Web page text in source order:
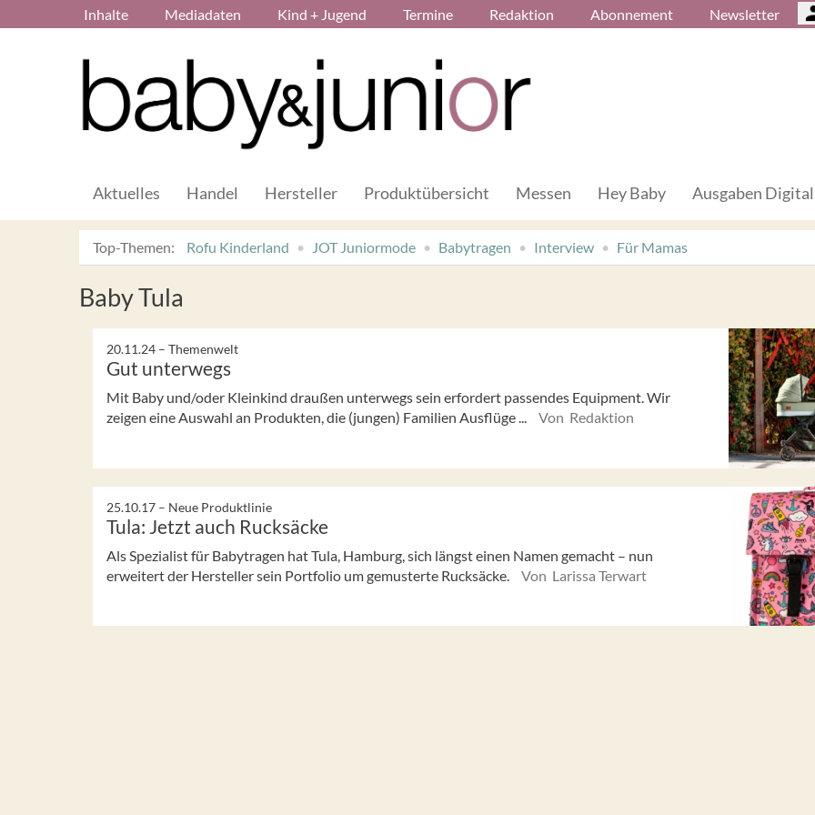
Inhalte Mediadaten Kind + Jugend Termine Redaktion Abonnement Newsletter
Aktuelles Handel Hersteller Produktübersicht Messen Hey Baby Ausgaben Digital
Top-Themen: Rofu Kinderland JOT Juniormode Babytragen Interview Für Mamas
Baby Tula
20.11.24 – Themenwelt
Gut unterwegs
Mit Baby und/oder Kleinkind draußen unterwegs sein erfordert passendes Equipment. Wir
zeigen eine Auswahl an Produkten, die (jungen) Familien Ausflüge ...
Von Redaktion
25.10.17 – Neue Produktlinie
Tula: Jetzt auch Rucksäcke
Als Spezialist für Babytragen hat Tula, Hamburg, sich längst einen Namen gemacht – nun
erweitert der Hersteller sein Portfolio um gemusterte Rucksäcke.
Von Larissa Terwart